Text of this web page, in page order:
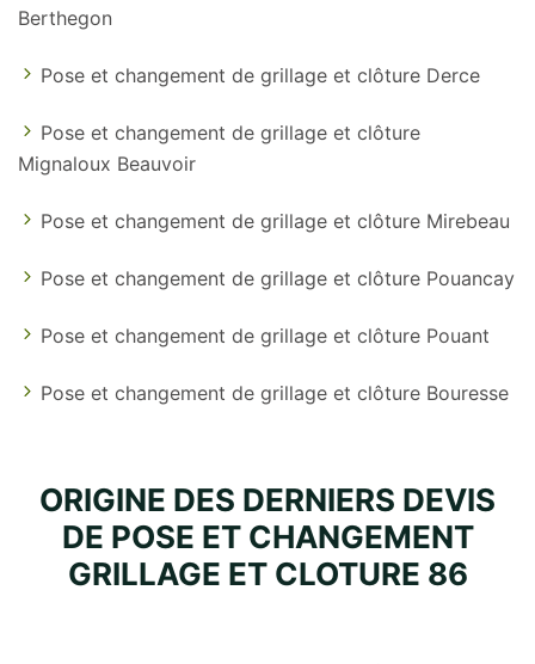
Berthegon
Pose et changement de grillage et clôture Derce
Pose et changement de grillage et clôture
Mignaloux Beauvoir
Pose et changement de grillage et clôture Mirebeau
Pose et changement de grillage et clôture Pouancay
Pose et changement de grillage et clôture Pouant
Pose et changement de grillage et clôture Bouresse
ORIGINE DES DERNIERS DEVIS
DE POSE ET CHANGEMENT
GRILLAGE ET CLOTURE 86